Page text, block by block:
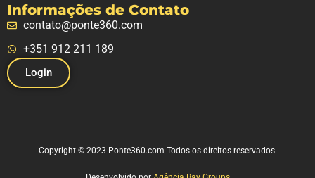
Informações de Contato
contato@ponte360.com
+351 912 211 189
Login
Copyright © 2023 Ponte360.com Todos os direitos reservados.